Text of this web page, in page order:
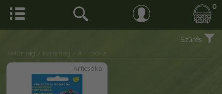
0
Szűrés
Vetőmag / Kertimag
/ Articsóka
Articsóka